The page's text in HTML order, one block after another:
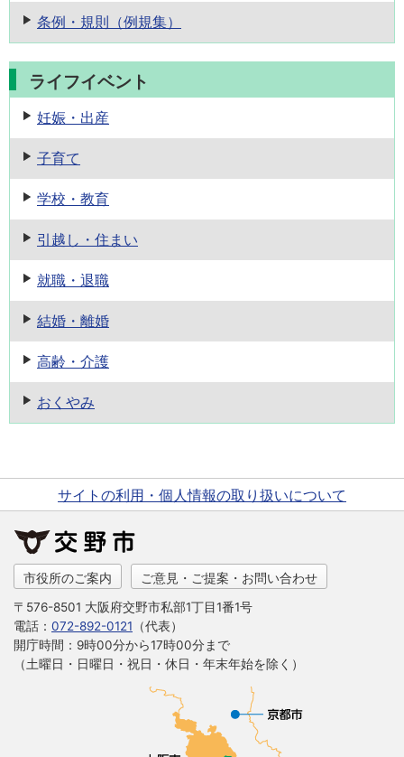
条例・規則 （例規集）
ライフイベント
妊娠・出産
子育て
学校・教育
引越し・住まい
就職・退職
結婚・離婚
高齢・介護
おくやみ
サイトの利用・個人情報の取り扱いについて
市役所のご案内 ご意見・ご提案・お問い合わせ
〒576-8501 大阪府交野市私部1丁目1番1号
電話： 072-892-0121 （代表）
開庁時間：9時00分から17時00分まで
（土曜日・日曜日・祝日・休日・年末年始を除く）